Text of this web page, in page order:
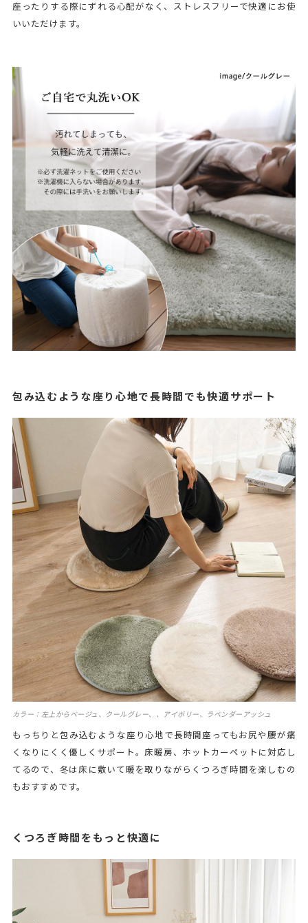
座ったりする際にずれる心配がなく、ストレスフリーで快適にお使
いいただけます。
包み込むような座り心地で長時間でも快適サポート
カラー：左上からベージュ、クールグレー、、アイボリー、ラベンダーアッシュ
もっちりと包み込むような座り心地で長時間座ってもお尻や腰が痛
くなりにくく優しくサポート。床暖房、ホットカーペットに対応し
てるので、冬は床に敷いて暖を取りながらくつろぎ時間を楽しむの
もおすすめです。
くつろぎ時間をもっと快適に